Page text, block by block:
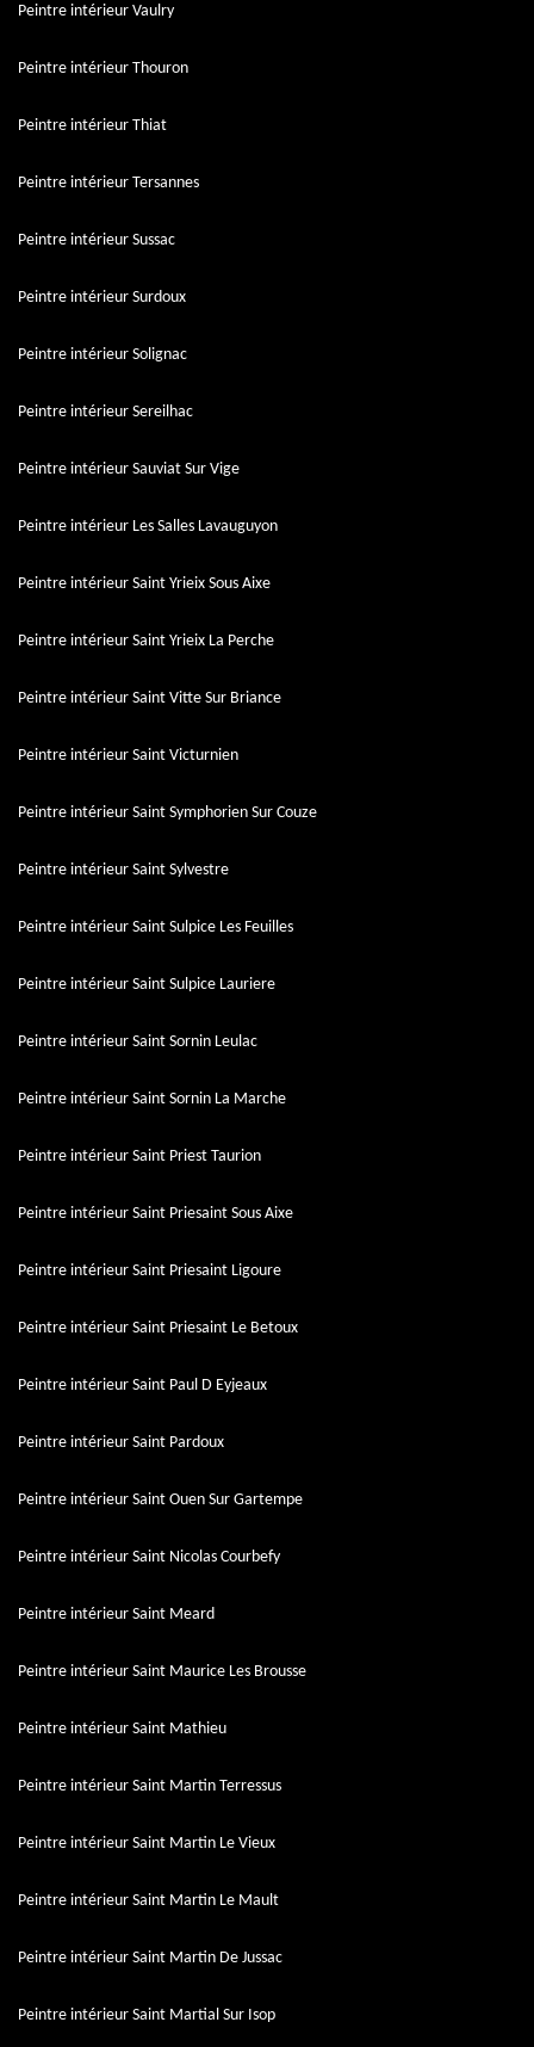
Peintre intérieur Vaulry
Peintre intérieur Thouron
Peintre intérieur Thiat
Peintre intérieur Tersannes
Peintre intérieur Sussac
Peintre intérieur Surdoux
Peintre intérieur Solignac
Peintre intérieur Sereilhac
Peintre intérieur Sauviat Sur Vige
Peintre intérieur Les Salles Lavauguyon
Peintre intérieur Saint Yrieix Sous Aixe
Peintre intérieur Saint Yrieix La Perche
Peintre intérieur Saint Vitte Sur Briance
Peintre intérieur Saint Victurnien
Peintre intérieur Saint Symphorien Sur Couze
Peintre intérieur Saint Sylvestre
Peintre intérieur Saint Sulpice Les Feuilles
Peintre intérieur Saint Sulpice Lauriere
Peintre intérieur Saint Sornin Leulac
Peintre intérieur Saint Sornin La Marche
Peintre intérieur Saint Priest Taurion
Peintre intérieur Saint Priesaint Sous Aixe
Peintre intérieur Saint Priesaint Ligoure
Peintre intérieur Saint Priesaint Le Betoux
Peintre intérieur Saint Paul D Eyjeaux
Peintre intérieur Saint Pardoux
Peintre intérieur Saint Ouen Sur Gartempe
Peintre intérieur Saint Nicolas Courbefy
Peintre intérieur Saint Meard
Peintre intérieur Saint Maurice Les Brousse
Peintre intérieur Saint Mathieu
Peintre intérieur Saint Martin Terressus
Peintre intérieur Saint Martin Le Vieux
Peintre intérieur Saint Martin Le Mault
Peintre intérieur Saint Martin De Jussac
Peintre intérieur Saint Martial Sur Isop